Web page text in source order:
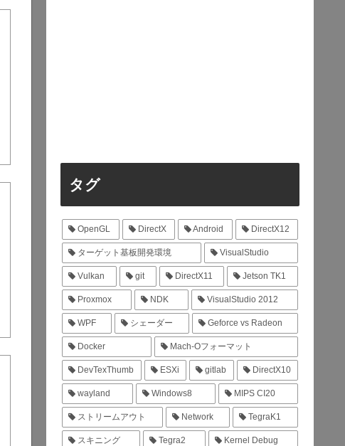
タグ
OpenGL DirectX Android DirectX12
ターゲット基板開発環境 VisualStudio
Vulkan git DirectX11 Jetson TK1
Proxmox NDK VisualStudio 2012
WPF シェーダー Geforce vs Radeon
Docker Mach-Oフォーマット
DevTexThumb ESXi gitlab DirectX10
wayland Windows8 MIPS CI20
ストリームアウト Network TegraK1
スキニング Tegra2 Kernel Debug